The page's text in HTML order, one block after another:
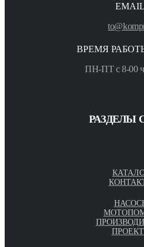
ВРЕМЯ
ПН-ПТ с 8-00
РАЗДЕЛЫ